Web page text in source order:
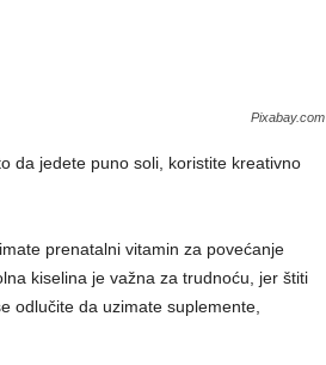
Pixabay.com
da jedete puno soli, koristite kreativno
prenatalni vitamin za povećanje
kiselina je važna za trudnoću, jer štiti
odlučite da uzimate suplemente,